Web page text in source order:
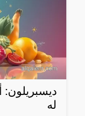
ديسبريلون:
له